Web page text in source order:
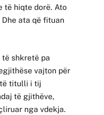
të hiqte dorë. Ato
ata që fituan
shkretë pa
vajton për
titulli i tij
të gjithëve,
nga vdekja.